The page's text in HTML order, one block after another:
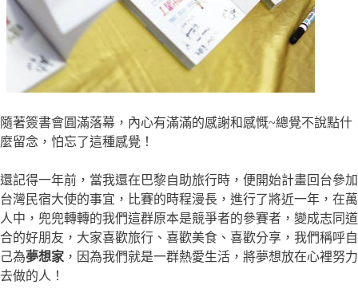
隨著簽書會圓滿落幕，內心有滿滿的感謝和感慨~總覺不說點什
麼留念，怕忘了這種感覺！
還記得一年前，當我還在巴黎自助旅行時，便開始計畫回台參加
台灣民宿大使的事宜，比賽的時程漫長，進行了將近一年，在萬
人中，兜兜轉轉的我們這群原本是競爭者的參賽者，變成志同道
合的好朋友，大家喜歡旅行、喜歡美食、喜歡分享，我們稱呼自
己為夢想家 ，因為我們就是一群熱愛生活，將夢想放在心裡努力
去做的人！